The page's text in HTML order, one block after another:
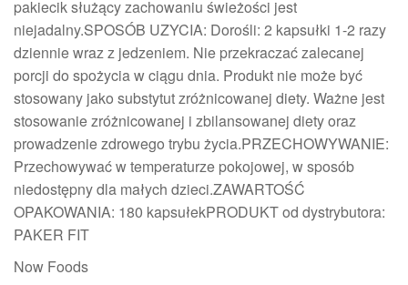
pakiecik służący zachowaniu świeżości jest
niejadalny.SPOSÓB UZYCIA: Dorośli: 2 kapsułki 1-2 razy
dziennie wraz z jedzeniem. Nie przekraczać zalecanej
porcji do spożycia w ciągu dnia. Produkt nie może być
stosowany jako substytut zróżnicowanej diety. Ważne jest
stosowanie zróżnicowanej i zbilansowanej diety oraz
prowadzenie zdrowego trybu życia.PRZECHOWYWANIE:
Przechowywać w temperaturze pokojowej, w sposób
niedostępny dla małych dzieci.ZAWARTOŚĆ
OPAKOWANIA: 180 kapsułekPRODUKT od dystrybutora:
PAKER FIT
Now Foods